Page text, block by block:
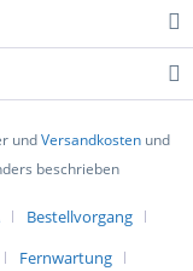
undVersandkostenund
beschrieben
Bestellvorgang
Fernwartung